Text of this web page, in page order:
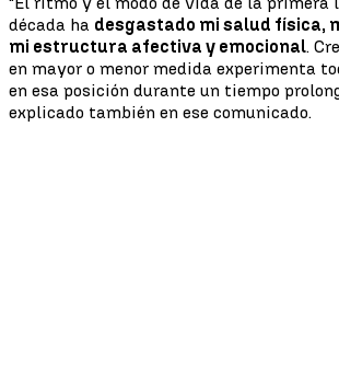
década ha desgastado mi salud física,
mi estructura afectiva y emocional.
en mayor o menor medida experimenta
en esa posición durante un tiempo
explicado también en ese comunicado.